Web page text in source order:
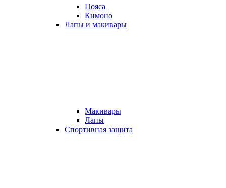
Пояса
Кимоно
Лапы и макивары
Макивары
Лапы
Спортивная защита